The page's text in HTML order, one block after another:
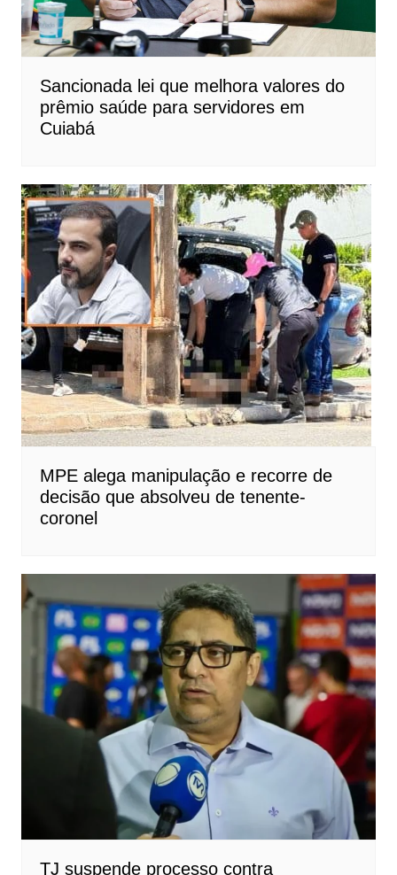
Sancionada lei que melhora valores do
prêmio saúde para servidores em
Cuiabá
MPE alega manipulação e recorre de
decisão que absolveu de tenente-
coronel
TJ suspende processo contra